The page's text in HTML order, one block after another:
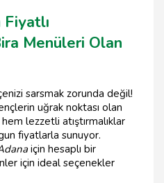
Menüleri Olan
sarsmak zorunda değil!
uğrak noktası olan
hem lezzetli atıştırmalıklar
fiyatlarla sunuyor.
için hesaplı bir
için ideal seçenekler